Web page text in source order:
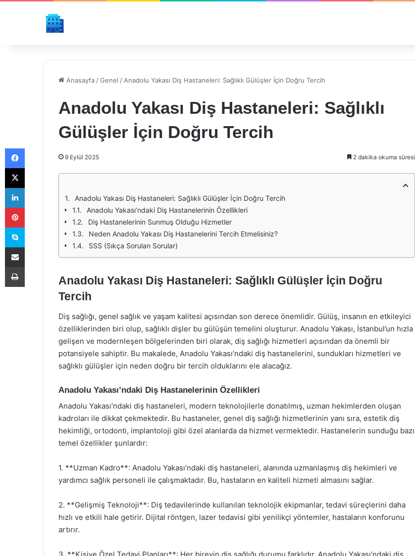
Anasayfa /Genel / Anadolu Yakası Diş Hastaneleri: Sağlıklı Gülüşler İçin Doğru Tercih
Anadolu Yakası Diş Hastaneleri: Sağlıklı
Gülüşler İçin Doğru Tercih
9 Eylül 2025 2 dakika okuma süresi
Anadolu Yakası Diş Hastaneleri: Sağlıklı Gülüşler İçin Doğru Tercih
Anadolu Yakası’ndaki Diş Hastanelerinin Özellikleri
Diş Hastanelerinin Sunmuş Olduğu Hizmetler
Neden Anadolu Yakası Diş Hastanelerini Tercih Etmelisiniz?
SSS (Sıkça Sorulan Sorular)
Anadolu Yakası Diş Hastaneleri: Sağlıklı Gülüşler İçin Doğru
Tercih
Diş sağlığı, genel sağlık ve yaşam kalitesi açısından son derece önemlidir. Gülüş, insanın en etkileyici
özelliklerinden biri olup, sağlıklı dişler bu gülüşün temelini oluşturur. Anadolu Yakası, İstanbul’un hızla
gelişen ve modernleşen bölgelerinden biri olarak, diş sağlığı hizmetleri açısından da önemli bir
potansiyele sahiptir. Bu makalede, Anadolu Yakası’ndaki diş hastanelerini, sundukları hizmetleri ve
sağlıklı gülüşler için neden doğru bir tercih olduklarını ele alacağız.
Anadolu Yakası’ndaki Diş Hastanelerinin Özellikleri
Anadolu Yakası’ndaki diş hastaneleri, modern teknolojilerle donatılmış, uzman hekimlerden oluşan
kadroları ile dikkat çekmektedir. Bu hastaneler, genel diş sağlığı hizmetlerinin yanı sıra, estetik diş
hekimliği, ortodonti, implantoloji gibi özel alanlarda da hizmet vermektedir. Hastanelerin sunduğu bazı
temel özellikler şunlardır:
1. **Uzman Kadro**: Anadolu Yakası’ndaki diş hastaneleri, alanında uzmanlaşmış diş hekimleri ve
yardımcı sağlık personeli ile çalışmaktadır. Bu, hastaların en kaliteli hizmeti almasını sağlar.
2. **Gelişmiş Teknoloji**: Diş tedavilerinde kullanılan teknolojik ekipmanlar, tedavi süreçlerini daha
hızlı ve etkili hale getirir. Dijital röntgen, lazer tedavisi gibi yenilikçi yöntemler, hastaların konforunu
artırır.
Facebook
X
LinkedIn
Pinterest
Skype
E-Posta ile paylaş